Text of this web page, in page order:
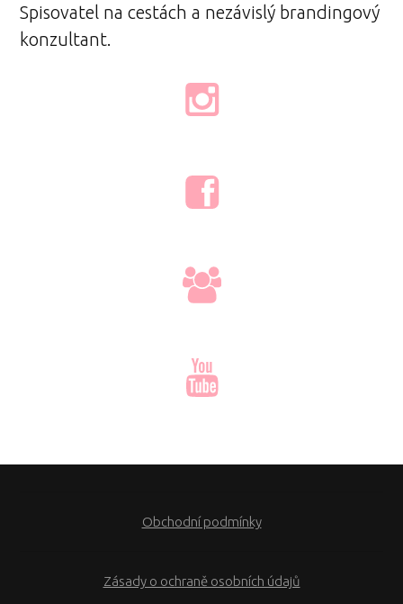
Spisovatel na cestách a nezávislý brandingový
konzultant.
Obchodní podmínky
Zásady o ochraně osobních údajů